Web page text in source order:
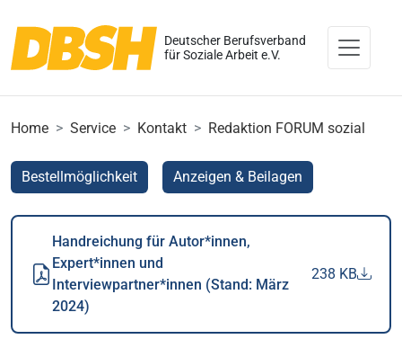
Deutscher Berufsverband
für Soziale Arbeit e.V.
Home Service Kontakt Redaktion FORUM sozial
Bestellmöglichkeit Anzeigen & Beilagen
Handreichung für Autor*innen,
Expert*innen und
Interviewpartner*innen (Stand: März
2024)
238 KB